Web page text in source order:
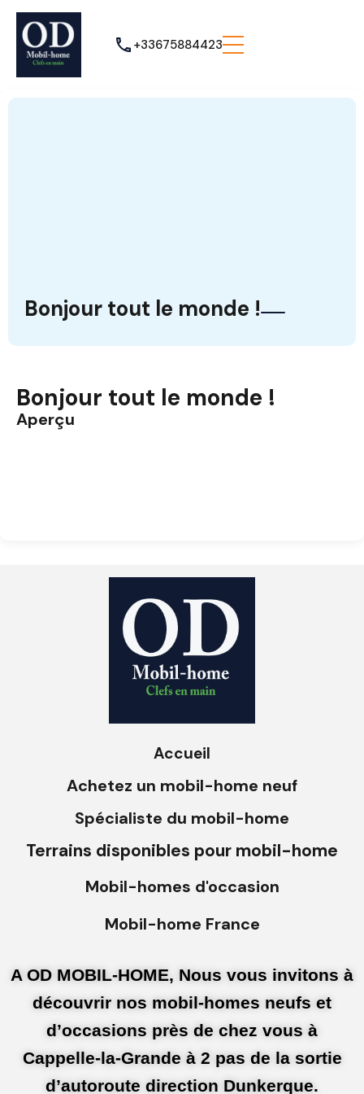
+33675884423
Bonjour tout le monde !
Bonjour tout le monde !
Aperçu
Accueil
Achetez un mobil-home neuf
Spécialiste du mobil-home
Terrains disponibles pour mobil-home
Mobil-homes d'occasion
Mobil-home France
A OD MOBIL-HOME, Nous vous invitons à
découvrir nos mobil-homes neufs et
d’occasions près de chez vous à
Cappelle-la-Grande à 2 pas de la sortie
d’autoroute direction Dunkerque.